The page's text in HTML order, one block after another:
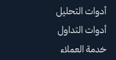
أدوات التحليل
أدوات التداول
خدمة العملاء